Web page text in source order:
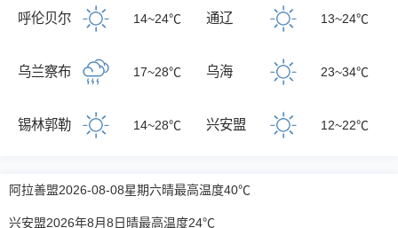
呼伦贝尔 14~24℃ 通辽 13~24℃
乌兰察布 17~28℃ 乌海 23~34℃
锡林郭勒 14~28℃ 兴安盟 12~22℃
阿拉善盟2026-08-08星期六晴最高温度40℃
兴安盟2026年8月8日晴最高温度24℃